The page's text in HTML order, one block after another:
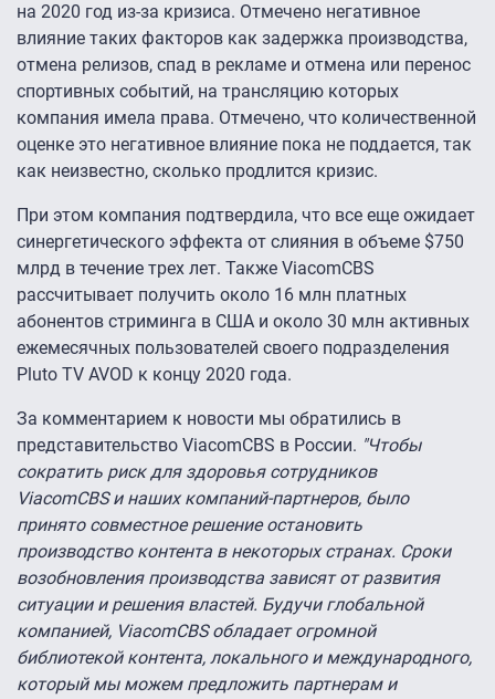
на 2020 год из-за кризиса. Отмечено негативное
влияние таких факторов как задержка производства,
отмена релизов, спад в рекламе и отмена или перенос
спортивных событий, на трансляцию которых
компания имела права. Отмечено, что количественной
оценке это негативное влияние пока не поддается, так
как неизвестно, сколько продлится кризис.
При этом компания подтвердила, что все еще ожидает
синергетического эффекта от слияния в объеме $750
млрд в течение трех лет. Также ViacomCBS
рассчитывает получить около 16 млн платных
абонентов стриминга в США и около 30 млн активных
ежемесячных пользователей своего подразделения
Pluto TV AVOD к концу 2020 года.
За комментарием к новости мы обратились в
представительство ViacomCBS в России. "Чтобы
сократить риск для здоровья сотрудников
ViacomCBS и наших компаний-партнеров, было
принято совместное решение остановить
производство контента в некоторых странах. Сроки
возобновления производства зависят от развития
ситуации и решения властей. Будучи глобальной
компанией, ViacomCBS обладает огромной
библиотекой контента, локального и международного,
который мы можем предложить партнерам и